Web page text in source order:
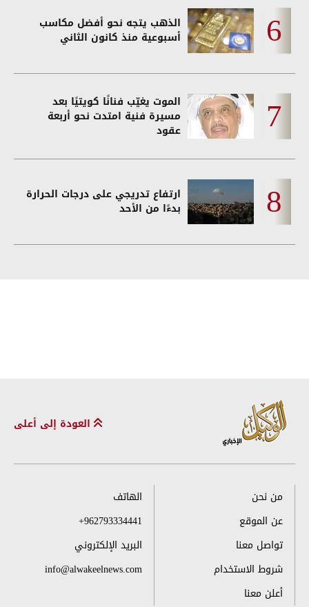
الذهب يتجه نحو أفضل مكاسب
أسبوعية منذ كانون الثاني
الموت يغيّب فنانًا كويتيًا بعد
مسيرة فنية امتدت نحو أربعة
عقود
ارتفاع تدريجي على درجات الحرارة
بدءًا من الأحد
العودة إلى أعلى
من نحن
عن الموقع
تواصل معنا
شروط الاستخدام
أعلن معنا
الهاتف
+962793334441
البريد الإلكتروني
info@alwakeelnews.com